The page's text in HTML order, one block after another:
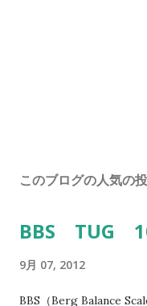
このブログの人気の
BBS TUG
9月 07, 2012
BBS（Berg Balance